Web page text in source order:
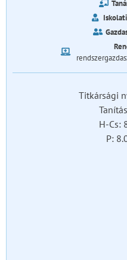
Titkársági
H-Cs:
P: